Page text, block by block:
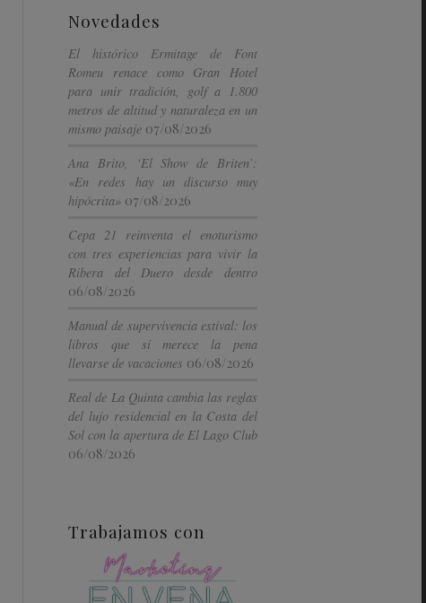
Novedades
El histórico Ermitage de Font
Romeu renace como Gran Hotel
para unir tradición, golf a 1.800
metros de altitud y naturaleza en un
mismo paisaje 07/08/2026
Ana Brito, ‘El Show de Briten’:
«En redes hay un discurso muy
hipócrita» 07/08/2026
Cepa 21 reinventa el enoturismo
con tres experiencias para vivir la
Ribera del Duero desde dentro
06/08/2026
Manual de supervivencia estival: los
libros que sí merece la pena
llevarse de vacaciones 06/08/2026
Real de La Quinta cambia las reglas
del lujo residencial en la Costa del
Sol con la apertura de El Lago Club
06/08/2026
Trabajamos con